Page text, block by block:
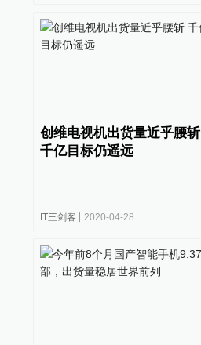
创维电视机出货量近乎腰斩
千亿目标仍遥远
IT三剑客 2020-04-28